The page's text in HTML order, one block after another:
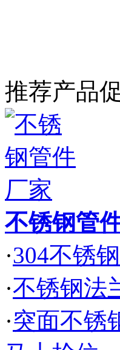
推荐产品
不锈钢管
·304不锈
·不锈钢法
·突面不锈